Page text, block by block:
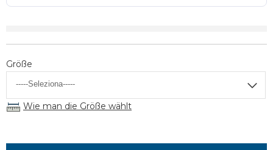
Größe
Wie man die Größe wählt